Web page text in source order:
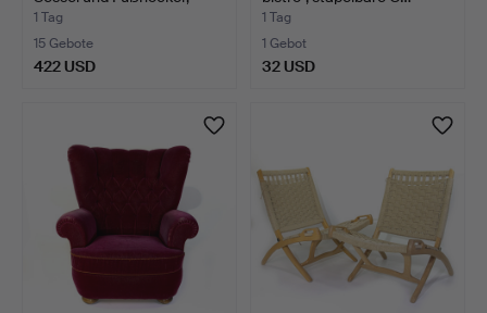
"Lami…
1 Tag
15 Gebote
422 USD
1 Tag
1 Gebot
32 USD